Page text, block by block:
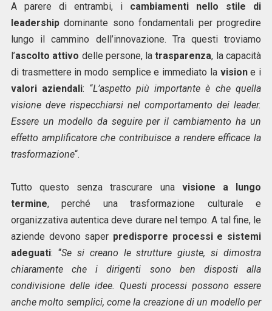
A parere di entrambi, i cambiamenti nello stile di
leadershipdominante sono fondamentali per progredire
lungo il cammino dell’innovazione. Tra questi troviamo
l’ascolto attivo delle persone, latrasparenza, la capacità
di trasmettere in modo semplice e immediato la visione i
valori aziendali: “L’aspetto più importante è che quella
visione deve rispecchiarsi nel comportamento dei leader.
Essere un modello da seguire per il cambiamento ha un
effetto amplificatore che contribuisce a rendere efficace la
trasformazione“.
Tutto questo senza trascurare una visione a lungo
termine, perché una trasformazione culturale e
organizzativa autentica deve durare nel tempo. A tal fine, le
aziende devono saper predisporre processi e sistemi
adeguati: “Se si creano le strutture giuste, si dimostra
chiaramente che i dirigenti sono ben disposti alla
condivisione delle idee. Questi processi possono essere
anche molto semplici, come la creazione di un modello per